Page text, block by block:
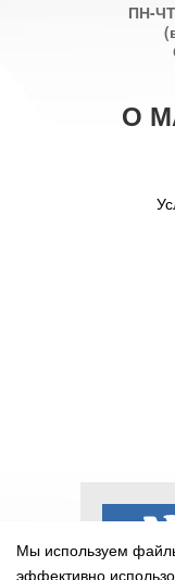
ПН-
О
Мы используем
эффективно